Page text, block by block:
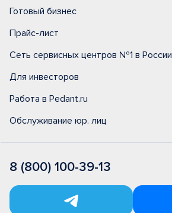
Готовый бизнес
Прайс-лист
Сеть сервисных центров №1 в России
Для инвесторов
Работа в Pedant.ru
Обслуживание юр. лиц
8 (800) 100-39-13